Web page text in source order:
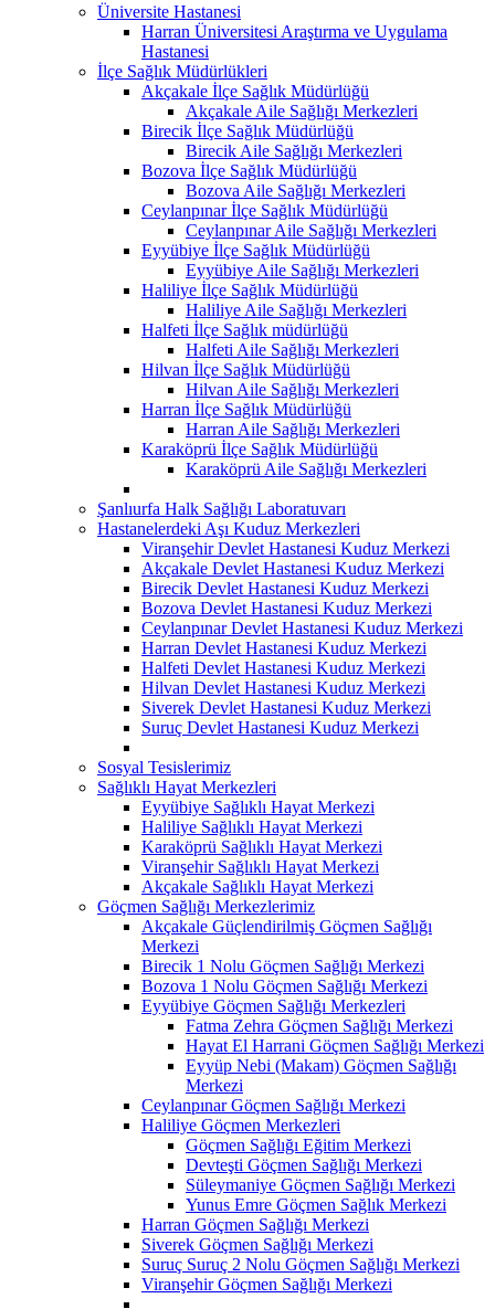
Üniversite Hastanesi
Harran Üniversitesi Araştırma ve Uygulama
Hastanesi
İlçe Sağlık Müdürlükleri
Akçakale İlçe Sağlık Müdürlüğü
Akçakale Aile Sağlığı Merkezleri
Birecik İlçe Sağlık Müdürlüğü
Birecik Aile Sağlığı Merkezleri
Bozova İlçe Sağlık Müdürlüğü
Bozova Aile Sağlığı Merkezleri
Ceylanpınar İlçe Sağlık Müdürlüğü
Ceylanpınar Aile Sağlığı Merkezleri
Eyyübiye İlçe Sağlık Müdürlüğü
Eyyübiye Aile Sağlığı Merkezleri
Haliliye İlçe Sağlık Müdürlüğü
Haliliye Aile Sağlığı Merkezleri
Halfeti İlçe Sağlık müdürlüğü
Halfeti Aile Sağlığı Merkezleri
Hilvan İlçe Sağlık Müdürlüğü
Hilvan Aile Sağlığı Merkezleri
Harran İlçe Sağlık Müdürlüğü
Harran Aile Sağlığı Merkezleri
Karaköprü İlçe Sağlık Müdürlüğü
Karaköprü Aile Sağlığı Merkezleri
Şanlıurfa Halk Sağlığı Laboratuvarı
Hastanelerdeki Aşı Kuduz Merkezleri
Viranşehir Devlet Hastanesi Kuduz Merkezi
Akçakale Devlet Hastanesi Kuduz Merkezi
Birecik Devlet Hastanesi Kuduz Merkezi
Bozova Devlet Hastanesi Kuduz Merkezi
Ceylanpınar Devlet Hastanesi Kuduz Merkezi
Harran Devlet Hastanesi Kuduz Merkezi
Halfeti Devlet Hastanesi Kuduz Merkezi
Hilvan Devlet Hastanesi Kuduz Merkezi
Siverek Devlet Hastanesi Kuduz Merkezi
Suruç Devlet Hastanesi Kuduz Merkezi
Sosyal Tesislerimiz
Sağlıklı Hayat Merkezleri
Eyyübiye Sağlıklı Hayat Merkezi
Haliliye Sağlıklı Hayat Merkezi
Karaköprü Sağlıklı Hayat Merkezi
Viranşehir Sağlıklı Hayat Merkezi
Akçakale Sağlıklı Hayat Merkezi
Göçmen Sağlığı Merkezlerimiz
Akçakale Güçlendirilmiş Göçmen Sağlığı
Merkezi
Birecik 1 Nolu Göçmen Sağlığı Merkezi
Bozova 1 Nolu Göçmen Sağlığı Merkezi
Eyyübiye Göçmen Sağlığı Merkezleri
Fatma Zehra Göçmen Sağlığı Merkezi
Hayat El Harrani Göçmen Sağlığı Merkezi
Eyyüp Nebi (Makam) Göçmen Sağlığı
Merkezi
Ceylanpınar Göçmen Sağlığı Merkezi
Haliliye Göçmen Merkezleri
Göçmen Sağlığı Eğitim Merkezi
Devteşti Göçmen Sağlığı Merkezi
Süleymaniye Göçmen Sağlığı Merkezi
Yunus Emre Göçmen Sağlık Merkezi
Harran Göçmen Sağlığı Merkezi
Siverek Göçmen Sağlığı Merkezi
Suruç Suruç 2 Nolu Göçmen Sağlığı Merkezi
Viranşehir Göçmen Sağlığı Merkezi